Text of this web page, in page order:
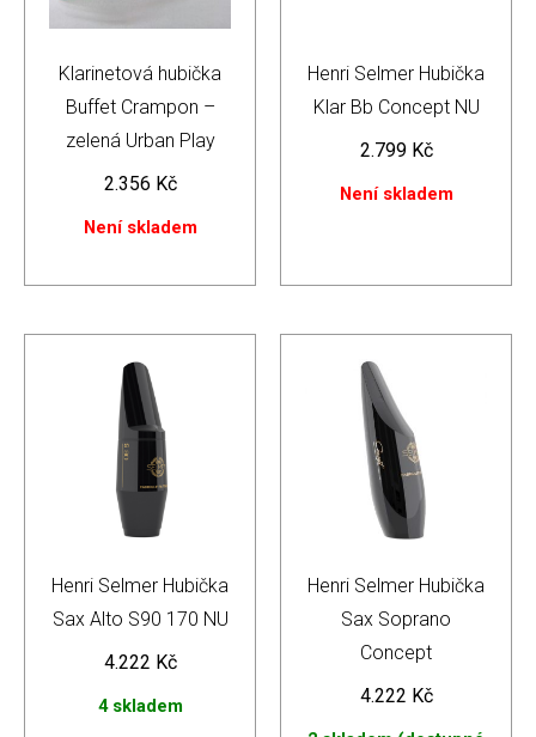
Klarinetová hubička
Buffet Crampon –
zelená Urban Play
2.356 Kč
Není skladem
Henri Selmer Hubička
Klar Bb Concept NU
2.799 Kč
Není skladem
Henri Selmer Hubička
Sax Alto S90 170 NU
4.222 Kč
4 skladem
Henri Selmer Hubička
Sax Soprano
Concept
4.222 Kč